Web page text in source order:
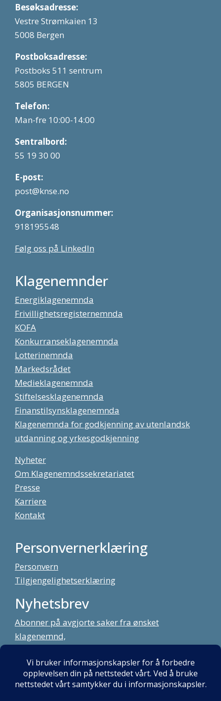
Besøksadresse:
Vestre Strømkaien 13
5008 Bergen
Postboksadresse:
Postboks 511 sentrum
5805 BERGEN
Telefon:
Man-fre 10:00-14:00
Sentralbord:
55 19 30 00
E-post:
post@knse.no
Organisasjonsnummer:
918195548
Følg oss på LinkedIn
Klagenemnder
Energiklagenemnda
Frivillighetsregisternemnda
KOFA
Konkurranseklagenemnda
Lotterinemnda
Markedsrådet
Medieklagenemnda
Stiftelsesklagenemnda
Finanstilsynsklagenemnda
Klagenemnda for godkjenning av utenlandsk
utdanning og yrkesgodkjenning
Nyheter
Om Klagenemndssekretariatet
Presse
Karriere
Kontakt
Personvernerklæring
Personvern
Tilgjengelighetserklæring
Nyhetsbrev
Abonner på avgjorte saker fra ønsket
klagenemnd,